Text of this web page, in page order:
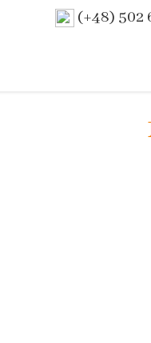
(+48) 502